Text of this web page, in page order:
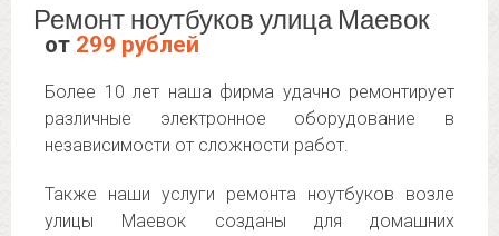
Ремонт ноутбуков улица Маевок
от 299 рублей
Более 10 лет наша фирма удачно ремонтирует
различные электронное оборудование в
независимости от сложности работ.
Также наши услуги ремонта ноутбуков возле
улицы Маевок созданы для домашних